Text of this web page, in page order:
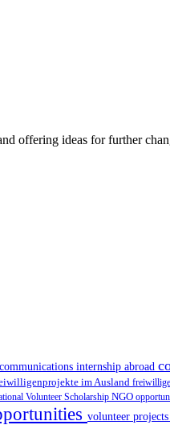
offering ideas for further
communications internship abroad
im Ausland
Volunteer Scholarship NGO
volunteer projects